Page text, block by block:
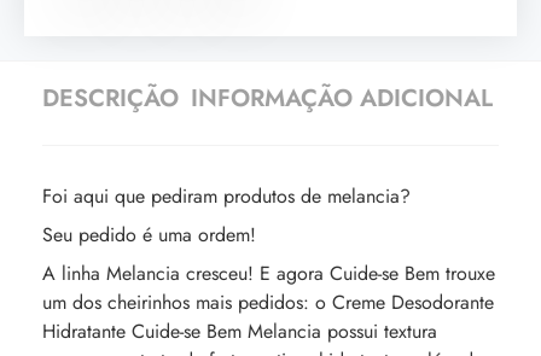
DESCRIÇÃO INFORMAÇÃO ADICIONAL
Foi aqui que pediram produtos de melancia?
Seu pedido é uma ordem!
A linha Melancia cresceu! E agora Cuide-se Bem trouxe
um dos cheirinhos mais pedidos: o Creme Desodorante
Hidratante Cuide-se Bem Melancia possui textura